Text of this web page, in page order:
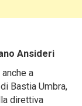
Ansideri
a
Bastia Umbra,
direttiva